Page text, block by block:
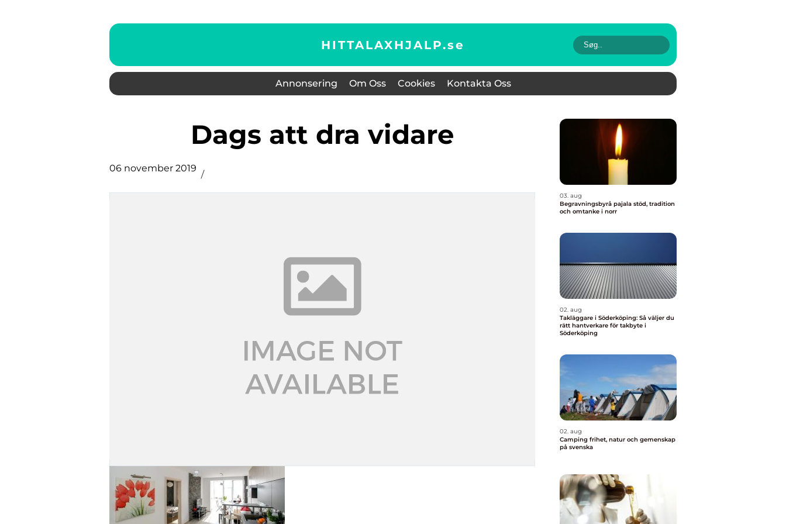
HITTALAXHJALP.se
Annonsering Om Oss Cookies Kontakta Oss
Dags att dra vidare
06 november 2019
03. aug
Begravningsbyrå pajala stöd, tradition
och omtanke i norr
02. aug
Takläggare i Söderköping: Så väljer du
rätt hantverkare för takbyte i
Söderköping
02. aug
Camping frihet, natur och gemenskap
på svenska